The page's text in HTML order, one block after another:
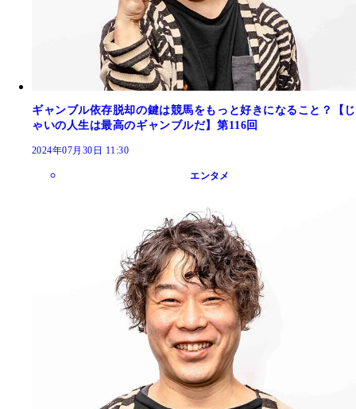
ギャンブル依存脱却の鍵は競馬をもっと好きになること？【じ
ゃいの人生は最高のギャンブルだ】第116回
2024年07月30日 11:30
エンタメ